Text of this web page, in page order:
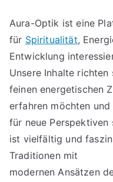
Aura-Optik ist eine
für Spiritualität,
Entwicklung
Unsere Inhalte
feinen energetischen
erfahren möchten
für neue
ist vielfältig und
Traditionen mit
modernen Ansätzen